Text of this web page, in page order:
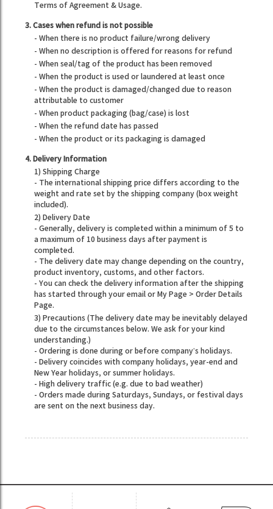
Terms of Agreement & Usage.
3. Cases when refund is not possible
- When there is no product failure/wrong delivery
- When no description is offered for reasons for refund
- When seal/tag of the product has been removed
- When the product is used or laundered at least once
- When the product is damaged/changed due to reason
attributable to customer
- When product packaging (bag/case) is lost
- When the refund date has passed
- When the product or its packaging is damaged
4. Delivery Information
1) Shipping Charge
- The international shipping price differs according to the
weight and rate set by the shipping company (box weight
included).
2) Delivery Date
- Generally, delivery is completed within a minimum of 5 to
a maximum of 10 business days after payment is
completed.
- The delivery date may change depending on the country,
product inventory, customs, and other factors.
- You can check the delivery information after the shipping
has started through your email or My Page > Order Details
Page.
3) Precautions (The delivery date may be inevitably delayed
due to the circumstances below. We ask for your kind
understanding.)
- Ordering is done during or before company’s holidays.
- Delivery coincides with company holidays, year-end and
New Year holidays, or summer holidays.
- High delivery traffic (e.g. due to bad weather)
- Orders made during Saturdays, Sundays, or festival days
are sent on the next business day.